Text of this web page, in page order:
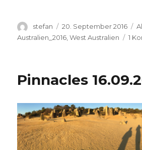
Autor
stefan
Veröffentlicht
am
20. September 2016
Australien_2016 ,West Australien 1
Pinnacles